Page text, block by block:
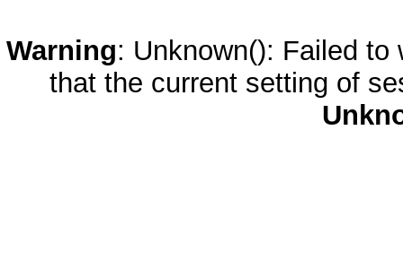
Warning: Unknown(): Failed
that the current setting of